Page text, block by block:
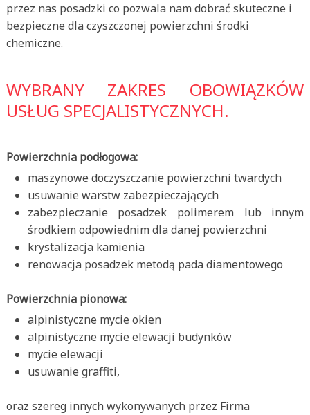
przez nas posadzki co pozwala nam dobrać skuteczne i
bezpieczne dla czyszczonej powierzchni środki
chemiczne.
WYBRANY ZAKRES OBOWIĄZKÓW
USŁUG SPECJALISTYCZNYCH.
Powierzchnia podłogowa:
maszynowe doczyszczanie powierzchni twardych
usuwanie warstw zabezpieczających
zabezpieczanie posadzek polimerem lub innym
środkiem odpowiednim dla danej powierzchni
krystalizacja kamienia
renowacja posadzek metodą pada diamentowego
Powierzchnia pionowa:
alpinistyczne mycie okien
alpinistyczne mycie elewacji budynków
mycie elewacji
usuwanie graffiti,
oraz szereg innych wykonywanych przez Firma